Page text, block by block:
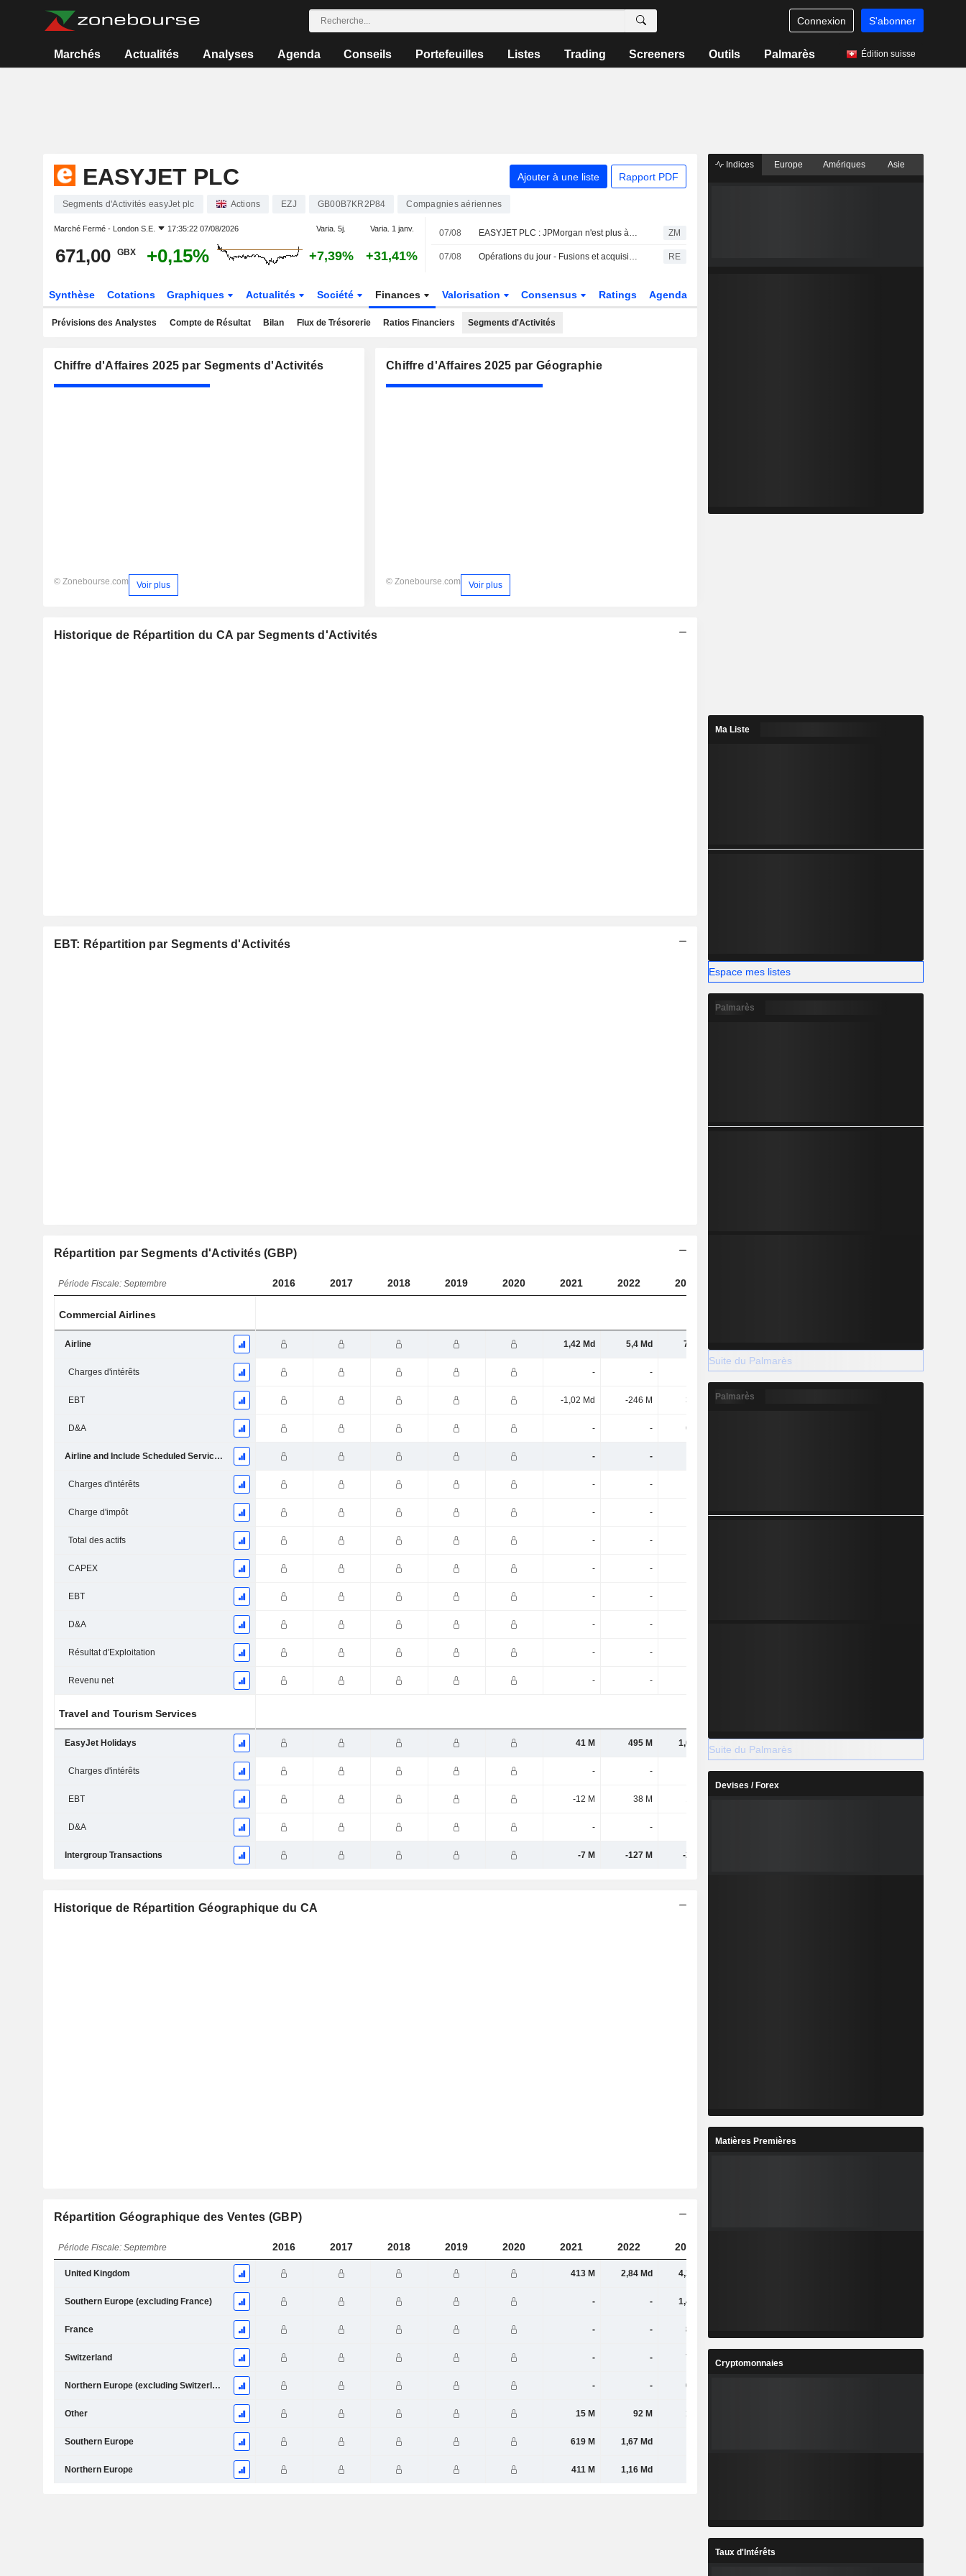
Connexion S'abonner
Marchés Actualités Analyses Agenda Conseils Portefeuilles Listes Trading Screeners Outils Palmarès Édition suisse
EASYJET PLC Ajouter à une liste Rapport PDF
Segments d'Activités easyJet plc Actions EZJ GB00B7KR2P84 Compagnies aériennes
Marché Fermé - London S.E. 17:35:22 07/08/2026 Varia. 5j. Varia. 1 janv.
671,00 GBX +0,15% +7,39% +31,41%
07/08 EASYJET PLC : JPMorgan n'est plus à la vente ZM
07/08 Opérations du jour - Fusions et acquisitions RE
Synthèse Cotations Graphiques Actualités Société Finances Valorisation Consensus Ratings Agenda
Prévisions des Analystes Compte de Résultat Bilan Flux de Trésorerie Ratios Financiers Segments d'Activités
Chiffre d'Affaires 2025 par Segments d'Activités
© Zonebourse.com Voir plus
Chiffre d'Affaires 2025 par Géographie
© Zonebourse.com Voir plus
Historique de Répartition du CA par Segments d'Activités
EBT: Répartition par Segments d'Activités
Répartition par Segments d'Activités (GBP)
Période Fiscale: Septembre 2016 2017 2018 2019 2020 2021 2022 2023
Commercial Airlines
Airline 1,42 Md 5,4 Md 7,4 Md
Charges d'intérêts - - -59 M - -57 M
EBT -1,02 Md -246 M 310 M 412 M
D&A - - 649 M
Airline and Include Scheduled Services, In-Flight and Related Sales - -
Charges d'intérêts - -
Charge d'impôt - -
Total des actifs - -
CAPEX - -
EBT - -
D&A - -
Résultat d'Exploitation - -
Revenu net - -
Travel and Tourism Services
EasyJet Holidays 41 M 495 M 1,05 Md
Charges d'intérêts - - 11 M - 31 M
EBT -12 M 38 M 190 M 250 M
D&A - -
Intergroup Transactions -7 M -127 M -271 M
Historique de Répartition Géographique du CA
Répartition Géographique des Ventes (GBP)
Période Fiscale: Septembre 2016 2017 2018 2019 2020 2021 2022 2023
United Kingdom 413 M 2,84 Md 4,34 Md
Southern Europe (excluding France) - - 1,43 Md
France - - 852 M
Switzerland - - 791 M
Northern Europe (excluding Switzerland) - - 610 M
Other 15 M 92 M 139 M
Southern Europe 619 M 1,67 Md
Northern Europe 411 M 1,16 Md
Indices Europe Amériques Asie
Ma Liste
Espace mes listes
Palmarès
Suite du Palmarès
Palmarès
Suite du Palmarès
Devises / Forex
Matières Premières
Cryptomonnaies
Taux d'Intérêts